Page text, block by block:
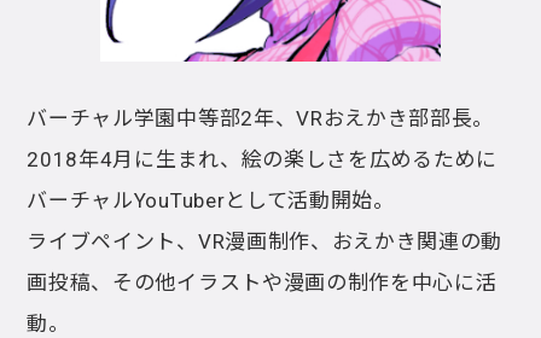
バーチャル学園中等部2年、VRおえかき部部長。
2018年4月に生まれ、絵の楽しさを広めるために
バーチャルYouTuberとして活動開始。
ライブペイント、VR漫画制作、おえかき関連の動
画投稿、その他イラストや漫画の制作を中心に活
動。